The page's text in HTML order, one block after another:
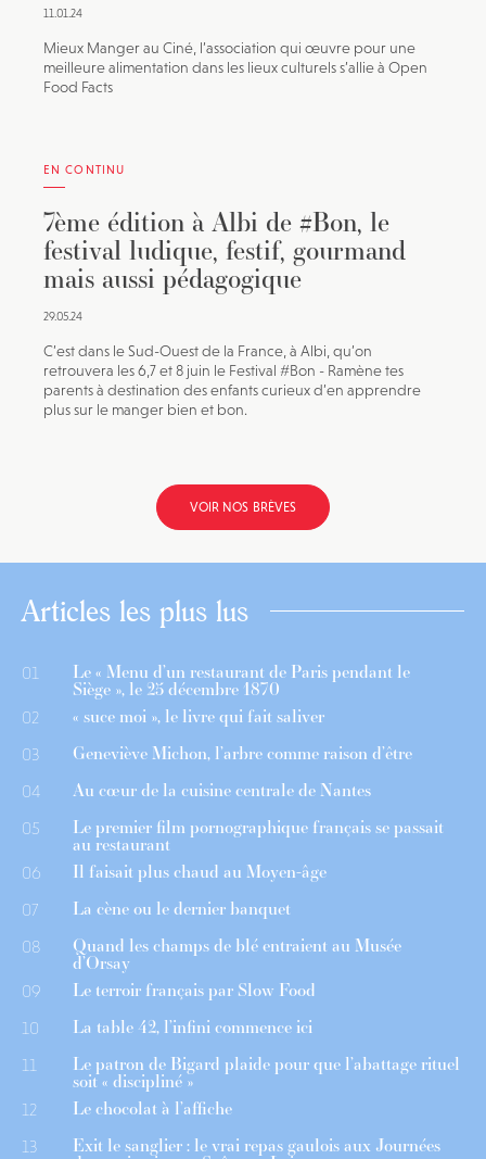
11.01.24
Mieux Manger au Ciné, l’association qui œuvre pour une
meilleure alimentation dans les lieux culturels s’allie à Open
Food Facts
EN CONTINU
7ème édition à Albi de #Bon, le
festival ludique, festif, gourmand
mais aussi pédagogique
29.05.24
C’est dans le Sud-Ouest de la France, à Albi, qu’on
retrouvera les 6,7 et 8 juin le Festival #Bon - Ramène tes
parents à destination des enfants curieux d’en apprendre
plus sur le manger bien et bon.
VOIR NOS BRÈVES
Articles les plus lus
01 Le « Menu d’un restaurant de Paris pendant le
Siège », le 25 décembre 1870
02 « suce moi », le livre qui fait saliver
03 Geneviève Michon, l’arbre comme raison d’être
04 Au cœur de la cuisine centrale de Nantes
05 Le premier film pornographique français se passait
au restaurant
06 Il faisait plus chaud au Moyen-âge
07 La cène ou le dernier banquet
08 Quand les champs de blé entraient au Musée
d’Orsay
09 Le terroir français par Slow Food
10 La table 42, l’infini commence ici
11 Le patron de Bigard plaide pour que l’abattage rituel
soit « discipliné »
12 Le chocolat à l’affiche
13 Exit le sanglier : le vrai repas gaulois aux Journées